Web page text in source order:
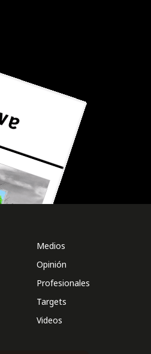
Medios
Opinión
Profesionales
Targets
Videos